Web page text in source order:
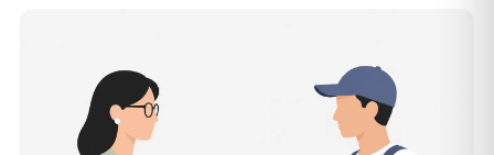
Die Anfrage ist kostenlos und unverbindlich. AWL
Zentrum ist Vermittler: Sie schildern einmal, was raus
muss, und erhalten mehrere Festpreis-Angebote geprüfter
Entrümpler aus Eisenhüttenstadt zum Vergleichen. Bezahlt